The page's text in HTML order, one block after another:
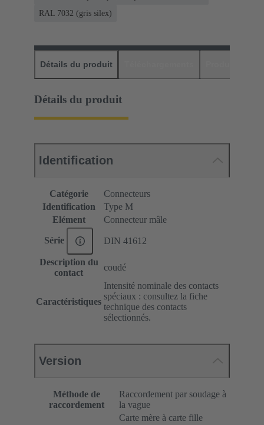
RAL 7032 (gris silex)
Détails du produit
Détails du produit
Identification
Catégorie
Connecteurs
Identification
Type M
Elément
Connecteur mâle
Série DIN 41612
Description du
contact
coudé
Caractéristiques
Intensité nominale des contacts
spéciaux : consultez la fiche
technique des contacts
sélectionnés.
Version
Méthode de
raccordement
Raccordement par soudage à
la vague
Carte mère à carte fille